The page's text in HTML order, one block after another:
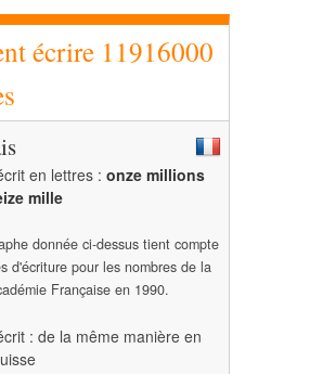
écrire 11916000
en lettres : onze millions
mille
donnée ci-dessus tient compte
d'écriture pour les nombres de la
Française en 1990.
: de la même manière en